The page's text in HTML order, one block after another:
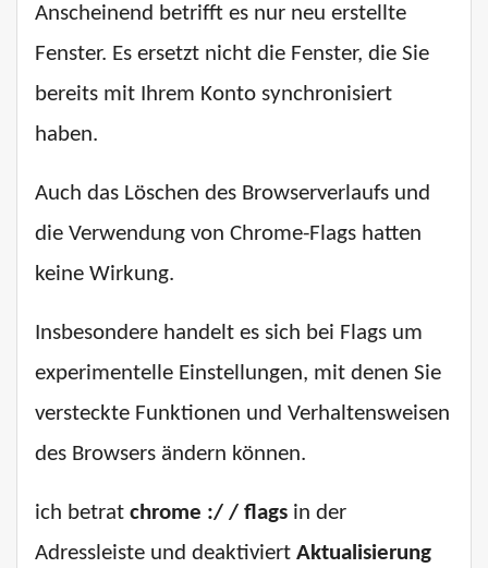
Anscheinend betrifft es nur neu erstellte
Fenster. Es ersetzt nicht die Fenster, die Sie
bereits mit Ihrem Konto synchronisiert
haben.
Auch das Löschen des Browserverlaufs und
die Verwendung von Chrome-Flags hatten
keine Wirkung.
Insbesondere handelt es sich bei Flags um
experimentelle Einstellungen, mit denen Sie
versteckte Funktionen und Verhaltensweisen
des Browsers ändern können.
ich betrat chrome :/ / flags in der
Adressleiste und deaktiviert Aktualisierung